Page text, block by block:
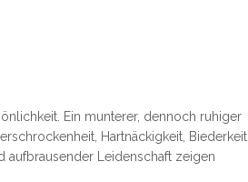
Ein munterer, dennoch ruhiger
Hartnäckigkeit, Biederkeit
Leidenschaft zeigen